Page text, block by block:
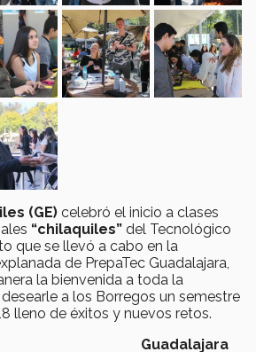
(GE) celebró el inicio a clases
“chilaquiles” del Tecnológico
que se llevó a cabo en la
de PrepaTec Guadalajara,
la bienvenida a toda la
a los Borregos un semestre
lleno de éxitos y nuevos retos.
Guadalajara